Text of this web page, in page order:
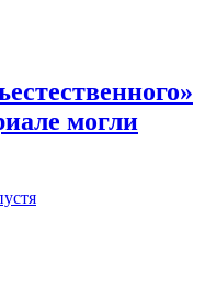
могли